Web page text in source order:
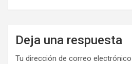
Deja una respuesta
Tu dirección de correo